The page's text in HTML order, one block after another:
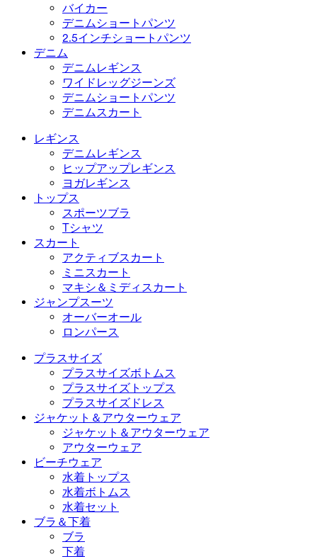
バイカー
デニムショートパンツ
2.5インチショートパンツ
デニム
デニムレギンス
ワイドレッグジーンズ
デニムショートパンツ
デニムスカート
レギンス
デニムレギンス
ヒップアップレギンス
ヨガレギンス
トップス
スポーツブラ
Tシャツ
スカート
アクティブスカート
ミニスカート
マキシ＆ミディスカート
ジャンプスーツ
オーバーオール
ロンパース
プラスサイズ
プラスサイズボトムス
プラスサイズトップス
プラスサイズドレス
ジャケット＆アウターウェア
ジャケット＆アウターウェア
アウターウェア
ビーチウェア
水着トップス
水着ボトムス
水着セット
ブラ＆下着
ブラ
下着